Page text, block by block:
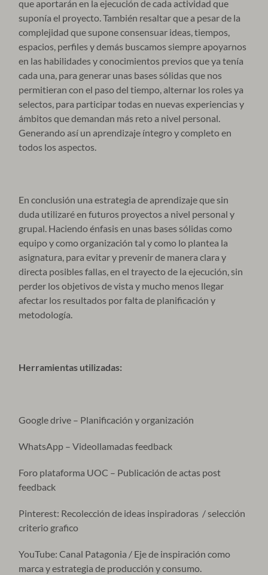
que aportarán en la ejecución de cada actividad que
suponía el proyecto. También resaltar que a pesar de la
complejidad que supone consensuar ideas, tiempos,
espacios, perfiles y demás buscamos siempre apoyarnos
en las habilidades y conocimientos previos que ya tenía
cada una, para generar unas bases sólidas que nos
permitieran con el paso del tiempo, alternar los roles ya
selectos, para participar todas en nuevas experiencias y
ámbitos que demandan más reto a nivel personal.
Generando así un aprendizaje íntegro y completo en
todos los aspectos.
En conclusión una estrategia de aprendizaje que sin
duda utilizaré en futuros proyectos a nivel personal y
grupal. Haciendo énfasis en unas bases sólidas como
equipo y como organización tal y como lo plantea la
asignatura, para evitar y prevenir de manera clara y
directa posibles fallas, en el trayecto de la ejecución, sin
perder los objetivos de vista y mucho menos llegar
afectar los resultados por falta de planificación y
metodología.
Herramientas utilizadas:
Google drive – Planificación y organización
WhatsApp – Videollamadas feedback
Foro plataforma UOC – Publicación de actas post
feedback
Pinterest: Recolección de ideas inspiradoras / selección
criterio grafico
YouTube: Canal Patagonia / Eje de inspiración como
marca y estrategia de producción y consumo.